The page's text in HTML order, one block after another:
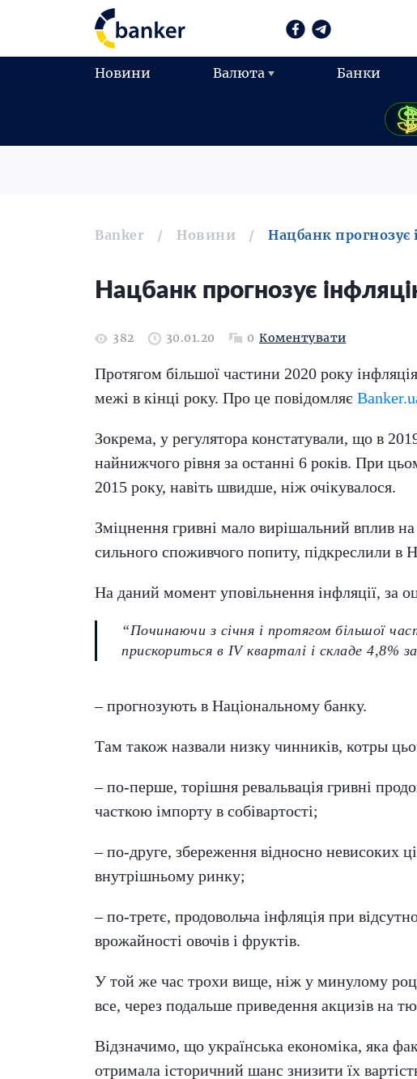
Новини Валюта Банки
Banker Новини Нацбанк прогнозує
Нацбанк прогнозує
382 30.01.20 0 Коментувати
Протягом більшої частини 2020 року
межі в кінці року. Про це повідомляє
Зокрема, у регулятора констатували, що в
найнижчого рівня за останні 6 років. При
2015 року, навіть швидше, ніж очікувалося.
Зміцнення гривні мало вирішальний вплив
сильного споживчого попиту, підкреслили в
На даний момент уповільнення інфляції, за
“Починаючи з січня і протягом більшої
прискориться в IV кварталі і складе 4,8%
– прогнозують в Національному банку.
Там також назвали низку чинників, котры
– по-перше, торішня ревальвація гривні
часткою імпорту в собівартості;
– по-друге, збереження відносно невисоких
внутрішньому ринку;
– по-третє, продовольча інфляція при
врожайності овочів і фруктів.
У той же час трохи вище, ніж у минулому
все, через подальше приведення акцизів на
Відзначимо, що українська економіка, яка
отримала історичний шанс знизити їх